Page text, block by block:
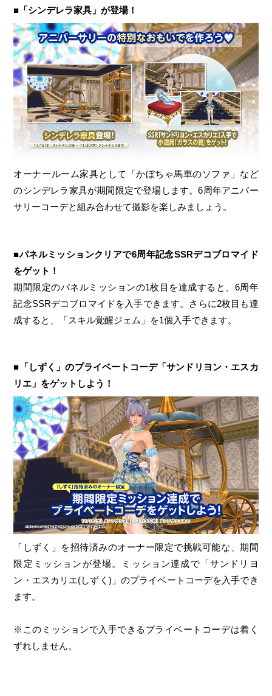
■「シンデレラ家具」が登場！
オーナールーム家具として「かぼちゃ馬車のソファ」など
のシンデレラ家具が期間限定で登場します。6周年アニバー
サリーコーデと組み合わせて撮影を楽しみましょう。
■パネルミッションクリアで6周年記念SSRデコブロマイド
をゲット！
期間限定のパネルミッションの1枚目を達成すると、6周年
記念SSRデコブロマイドを入手できます。さらに2枚目も達
成すると、「スキル覚醒ジェム」を1個入手できます。
■「しずく」のプライベートコーデ「サンドリヨン・エスカ
リエ」をゲットしよう！
「しずく」を招待済みのオーナー限定で挑戦可能な、期間
限定ミッションが登場。ミッション達成で「サンドリヨ
ン・エスカリエ(しずく)」のプライベートコーデを入手でき
ます。
※このミッションで入手できるプライベートコーデは着く
ずれしません。